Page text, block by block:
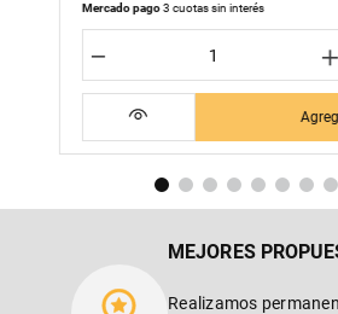
Mercado pago3 cuotas sin interés
＋
－
MEJORES
Realizamos